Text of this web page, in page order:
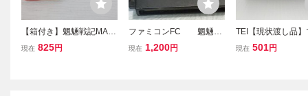
【箱付き】魍魎戦記MAD
ARA ファミコン FC
現在 825円
ファミコンFC 魍魎戦
記 MADARA 2F1
現在 1,200円
TEI【現状渡し品】
スーパーファミコ
現在 501円